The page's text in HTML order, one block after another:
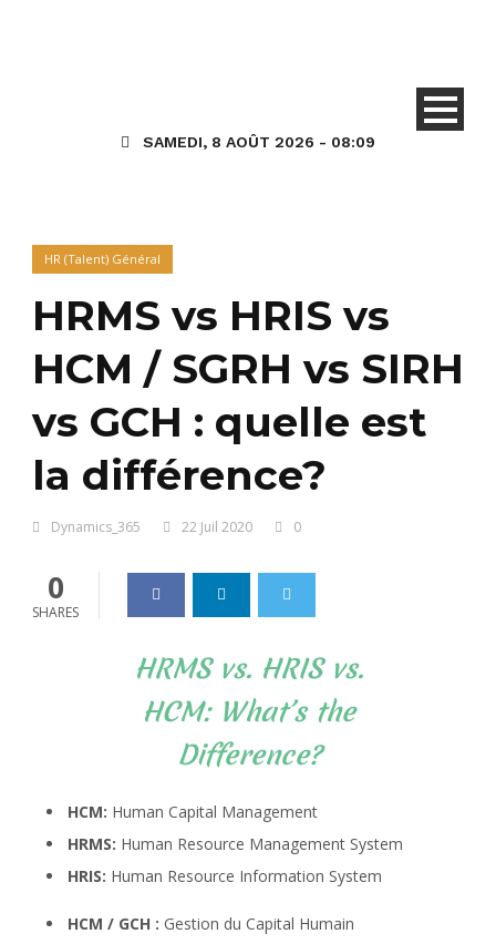
SAMEDI, 8 AOÛT 2026 - 08:09
HR (Talent) Général
HRMS vs HRIS vs
HCM / SGRH vs SIRH
vs GCH : quelle est
la différence?
Dynamics_365 22 Juil 2020 0
0
SHARES
HRMS vs. HRIS vs.
HCM: What’s the
Difference?
HCM: Human Capital Management
HRMS: Human Resource Management System
HRIS: Human Resource Information System
HCM / GCH : Gestion du Capital Humain